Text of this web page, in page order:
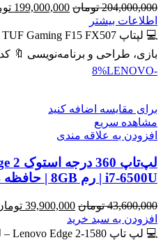
204,000,000 تومان قیمت
199,000,000
اطلاعات بیشتر
بازی، طراحی و برنامه‌نویسی 🔖 کد
-8%
LENOVO
برای مقایسه اضافه کنید
مشاهده سریع
افزودن به علاقه مندی
i7-6500U | رم 8GB | حافظه SSD 256GB لمسی
43,600,000 تومان قیمت
اصلی
43,600,000 تومان
39,900,000
افزودن به سبد خرید